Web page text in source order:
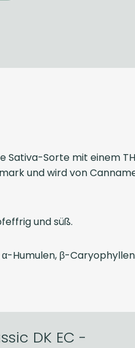
Sativa-Sorte mit einem
und wird von
und süß.
Humulen, β-
DK EC -